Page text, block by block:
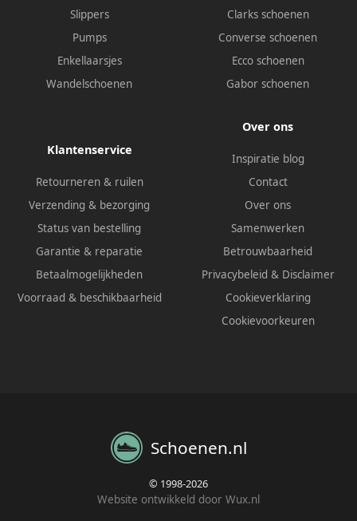
Slippers
Pumps
Enkellaarsjes
Wandelschoenen
Clarks schoenen
Converse schoenen
Ecco schoenen
Gabor schoenen
Klantenservice
Retourneren & ruilen
Verzending & bezorging
Status van bestelling
Garantie & reparatie
Betaalmogelijkheden
Voorraad & beschikbaarheid
Over ons
Inspiratie blog
Contact
Over ons
Samenwerken
Betrouwbaarheid
Privacybeleid & Disclaimer
Cookieverklaring
Cookievoorkeuren
Schoenen.nl
© 1998-2026
Website ontwikkeld door Wux.nl